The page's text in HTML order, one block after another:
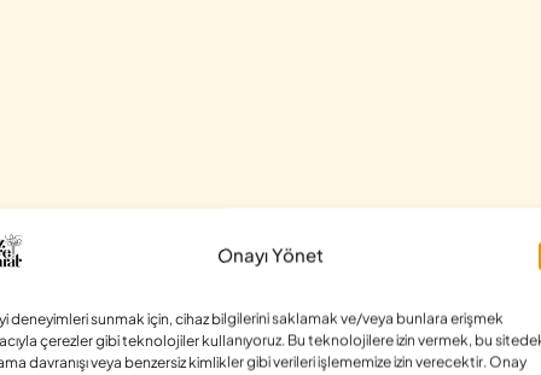
Onayı Yönet
deneyimleri sunmak için, cihaz bilgilerini saklamak ve/veya bunlara erişmek
çerezler gibi teknolojiler kullanıyoruz. Bu teknolojilere izin vermek, bu
davranışı veya benzersiz kimlikler gibi verileri işlememize izin verecektir. Onay